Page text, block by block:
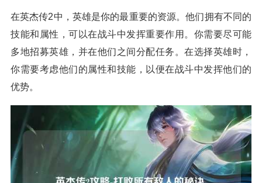
在英杰传2中，英雄是你的最重要的资源。他们拥有不同的
技能和属性，可以在战斗中发挥重要作用。你需要尽可能
多地招募英雄，并在他们之间分配任务。在选择英雄时，
你需要考虑他们的属性和技能，以便在战斗中发挥他们的
优势。